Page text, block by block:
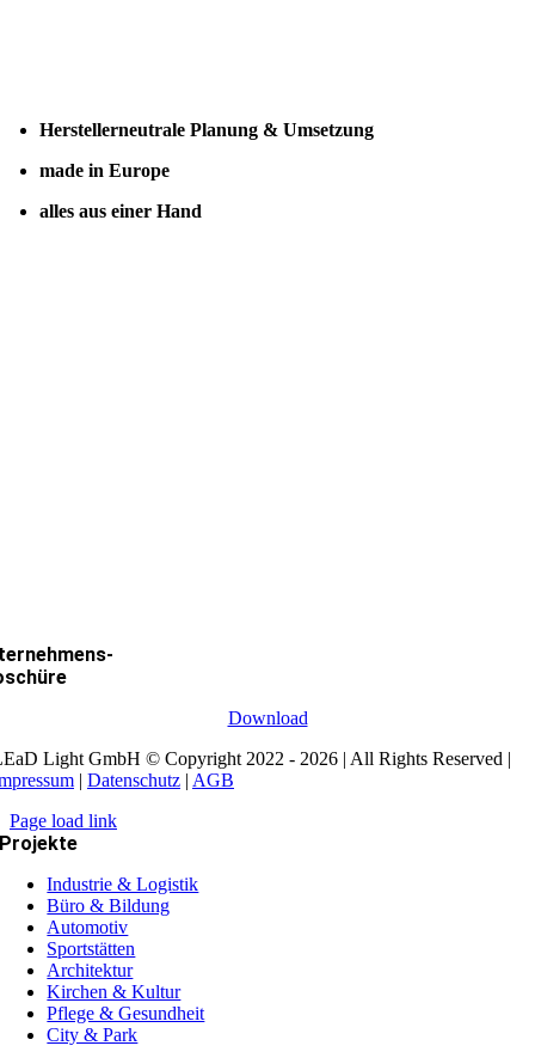
Herstellerneutrale Planung & Umsetzung
made in Europe
alles aus einer Hand
Download
Light GmbH © Copyright 2022 - 2026 | All Rights Reserved |
| Datenschutz | AGB
Page load link
Projekte
Industrie & Logistik
Büro & Bildung
Automotiv
Sportstätten
Architektur
Kirchen & Kultur
Pflege & Gesundheit
City & Park